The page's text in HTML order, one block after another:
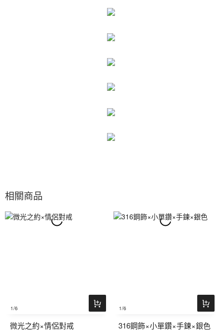
相關商品
1/6
微光之約×情侶對戒
1/6
316鋼飾×小單鑽×手鍊×銀色